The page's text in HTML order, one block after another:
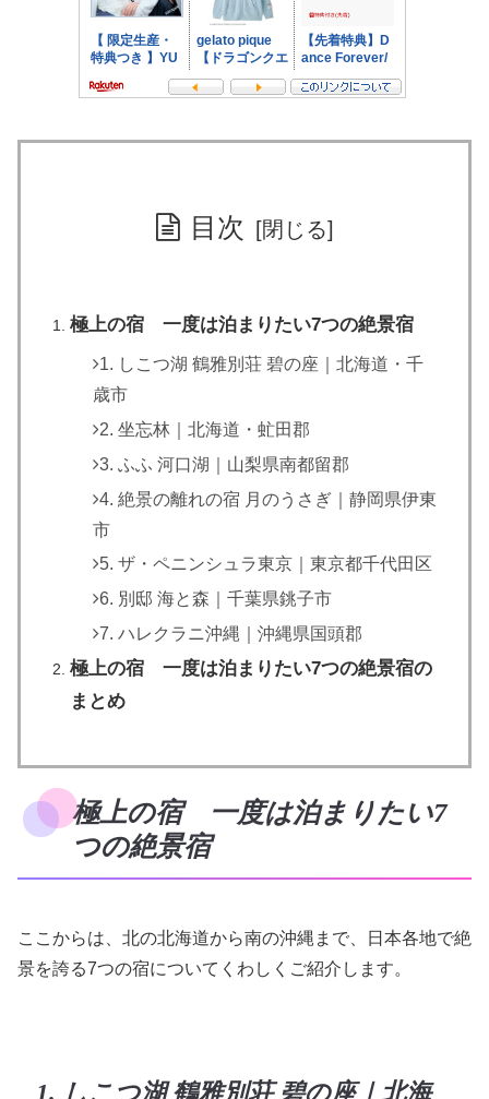
目次
極上の宿 一度は泊まりたい7つの絶景宿
1. しこつ湖 鶴雅別荘 碧の座｜北海道・千
歳市
2. 坐忘林｜北海道・虻田郡
3. ふふ 河口湖｜山梨県南都留郡
4. 絶景の離れの宿 月のうさぎ｜静岡県伊東
市
5. ザ・ペニンシュラ東京｜東京都千代田区
6. 別邸 海と森｜千葉県銚子市
7. ハレクラニ沖縄｜沖縄県国頭郡
極上の宿 一度は泊まりたい7つの絶景宿の
まとめ
極上の宿 一度は泊まりたい7
つの絶景宿
ここからは、北の北海道から南の沖縄まで、日本各地で絶
景を誇る7つの宿についてくわしくご紹介します。
1. しこつ湖 鶴雅別荘 碧の座｜北海